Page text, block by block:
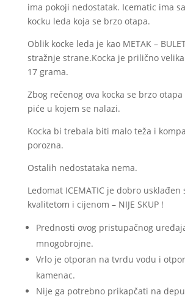
ima pokoji nedostatak. Icematic ima
kocku leda koja se brzo otapa.
Oblik kocke leda je kao METAK –
stražnje strane.Kocka je prilično
17 grama.
Zbog rečenog ova kocka se brzo
piće u kojem se nalazi.
Kocka bi trebala biti malo teža i
porozna.
Ostalih nedostataka nema.
Ledomat ICEMATIC je dobro usklađen
kvalitetom i cijenom – NIJE SKUP !
Prednosti ovog pristupačnog
mnogobrojne.
Vrlo je otporan na tvrdu vodu i
kamenac.
Nije ga potrebno prikapčati na